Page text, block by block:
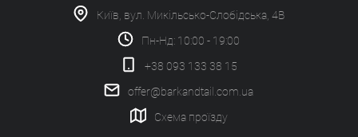
Київ, вул. Микільсько-Слобідська, 4В
Пн-Нд: 10:00 - 19:00
+38 093 133 38 15
offer@barkandtail.com.ua
Схема проїзду